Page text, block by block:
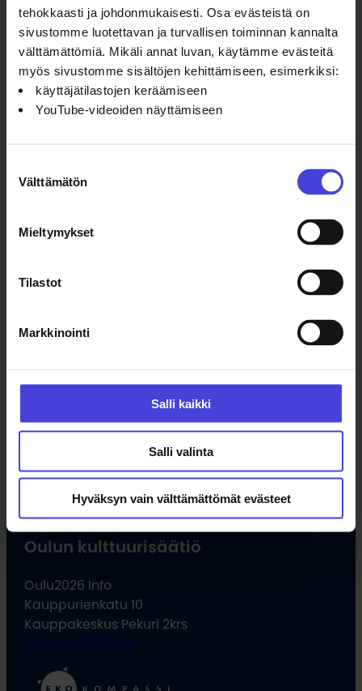
tehokkaasti ja johdonmukaisesti. Osa evästeistä on
sivustomme luotettavan ja turvallisen toiminnan kannalta
välttämättömiä. Mikäli annat luvan, käytämme evästeitä
myös sivustomme sisältöjen kehittämiseen, esimerkiksi:
käyttäjätilastojen keräämiseen
YouTube-videoiden näyttämiseen
valinta
Välttämätön
Mieltymykset
Tilastot
Markkinointi
Salli kaikki
Salli valinta
Hyväksyn vain välttämättömät evästeet
#oulu2026 #kulttuuriilmastonmuutos
Oulun kulttuurisäätiö
Oulu2026 Info
Kauppurienkatu 10
Kauppakeskus Pekuri 2krs
info@oulu2026.eu